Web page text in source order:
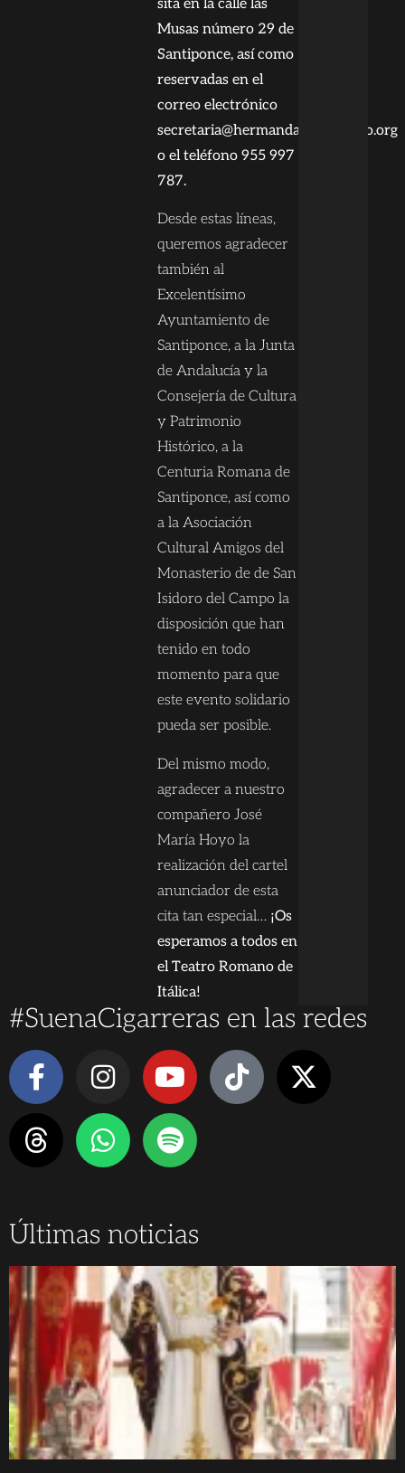
sita en la calle las
Musas número 29 de
Santiponce, así como
reservadas en el
correo electrónico
secretaria@hermandaddelrosario.org
o el teléfono 955 997
787.
Desde estas líneas,
queremos agradecer
también al
Excelentísimo
Ayuntamiento de
Santiponce, a la Junta
de Andalucía y la
Consejería de Cultura
y Patrimonio
Histórico, a la
Centuria Romana de
Santiponce, así como
a la Asociación
Cultural Amigos del
Monasterio de de San
Isidoro del Campo la
disposición que han
tenido en todo
momento para que
este evento solidario
pueda ser posible.
Del mismo modo,
agradecer a nuestro
compañero José
María Hoyo la
realización del cartel
anunciador de esta
cita tan especial… ¡Os
esperamos a todos en
el Teatro Romano de
Itálica!
#SuenaCigarreras en las redes
Últimas noticias